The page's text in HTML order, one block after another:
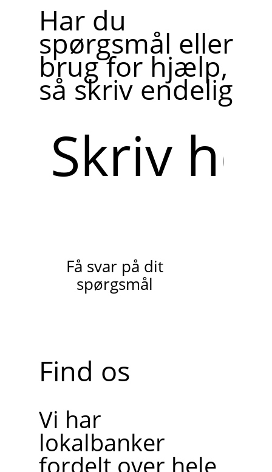
Har du
spørgsmål eller
brug for hjælp,
så skriv endelig
her
Få svar på dit
spørgsmål
Find os
Vi har
lokalbanker
fordelt over hele